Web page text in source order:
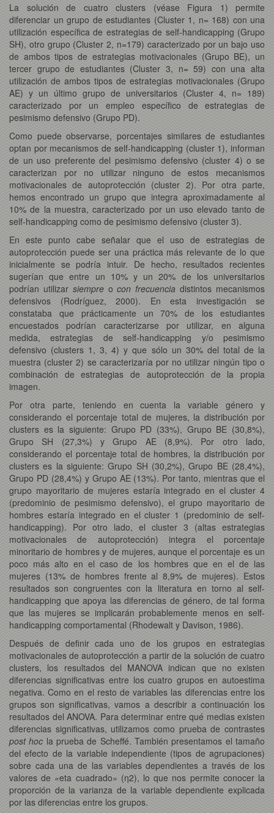
La solución de cuatro clusters (véase Figura 1) permite
diferenciar un grupo de estudiantes (Cluster 1, n= 168) con una
utilización específica de estrategias de self-handicapping (Grupo
SH), otro grupo (Cluster 2, n=179) caracterizado por un bajo uso
de ambos tipos de estrategias motivacionales (Grupo BE), un
tercer grupo de estudiantes (Cluster 3, n= 59) con una alta
utilización de ambos tipos de estrategias motivacionales (Grupo
AE) y un último grupo de universitarios (Cluster 4, n= 189)
caracterizado por un empleo específico de estrategias de
pesimismo defensivo (Grupo PD).
Como puede observarse, porcentajes similares de estudiantes
optan por mecanismos de self-handicapping (cluster 1), informan
de un uso preferente del pesimismo defensivo (cluster 4) o se
caracterizan por no utilizar ninguno de estos mecanismos
motivacionales de autoprotección (cluster 2). Por otra parte,
hemos encontrado un grupo que integra aproximadamente al
10% de la muestra, caracterizado por un uso elevado tanto de
self-handicapping como de pesimismo defensivo (cluster 3).
En este punto cabe señalar que el uso de estrategias de
autoprotección puede ser una práctica más relevante de lo que
inicialmente se podría intuir. De hecho, resultados recientes
sugerían que entre un 10% y un 20% de los universitarios
podrían utilizar siempreocon frecuencia distintos mecanismos
defensivos (Rodríguez, 2000). En esta investigación se
constataba que prácticamente un 70% de los estudiantes
encuestados podrían caracterizarse por utilizar, en alguna
medida, estrategias de self-handicapping y/o pesimismo
defensivo (clusters 1, 3, 4) y que sólo un 30% del total de la
muestra (cluster 2) se caracterizaría por no utilizar ningún tipo o
combinación de estrategias de autoprotección de la propia
imagen.
Por otra parte, teniendo en cuenta la variable género y
considerando el porcentaje total de mujeres, la distribución por
clusters es la siguiente: Grupo PD (33%), Grupo BE (30,8%),
Grupo SH (27,3%) y Grupo AE (8,9%). Por otro lado,
considerando el porcentaje total de hombres, la distribución por
clusters es la siguiente: Grupo SH (30,2%), Grupo BE (28,4%),
Grupo PD (28,4%) y Grupo AE (13%). Por tanto, mientras que el
grupo mayoritario de mujeres estaría integrado en el cluster 4
(predominio de pesimismo defensivo), el grupo mayoritario de
hombres estaría integrado en el cluster 1 (predominio de self-
handicapping). Por otro lado, el cluster 3 (altas estrategias
motivacionales de autoprotección) integra el porcentaje
minoritario de hombres y de mujeres, aunque el porcentaje es un
poco más alto en el caso de los hombres que en el de las
mujeres (13% de hombres frente al 8,9% de mujeres). Estos
resultados son congruentes con la literatura en torno al self-
handicapping que apoya las diferencias de género, de tal forma
que las mujeres se implicarán probablemente menos en self-
handicapping comportamental (Rhodewalt y Davison, 1986).
Después de definir cada uno de los grupos en estrategias
motivacionales de autoprotección a partir de la solución de cuatro
clusters, los resultados del MANOVA indican que no existen
diferencias significativas entre los cuatro grupos en autoestima
negativa. Como en el resto de variables las diferencias entre los
grupos son significativas, vamos a describir a continuación los
resultados del ANOVA. Para determinar entre qué medias existen
diferencias significativas, utilizamos como prueba de contrastes
post hoc la prueba de Scheffé. También presentamos el tamaño
del efecto de la variable independiente (tipos de agrupaciones)
sobre cada una de las variables dependientes a través de los
valores de «eta cuadrado» (η2), lo que nos permite conocer la
proporción de la varianza de la variable dependiente explicada
por las diferencias entre los grupos.